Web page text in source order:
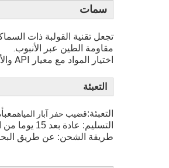
سمات
تجعل تقنية القولبة ذات
مقاومة الطين عبر الأنبوب.
اختيار المواد مع معيار API والأداء الموثوق.
التعبئة
التعبئة:قضيب حفر آبار المياه
التسليم: عادة بعد 15 يوما من الدفعة الأولى.
طريقة الشحن: عن طريق